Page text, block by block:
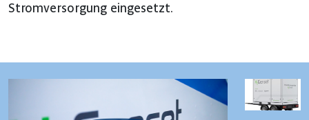
Stromversorgung eingesetzt.